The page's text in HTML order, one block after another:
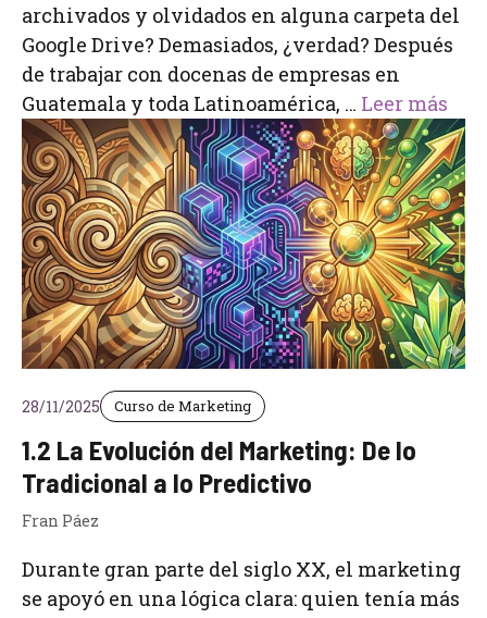
archivados y olvidados en alguna carpeta del
Google Drive? Demasiados, ¿verdad? Después
de trabajar con docenas de empresas en
Guatemala y toda Latinoamérica, … Leer más
28/11/2025 Curso de Marketing
1.2 La Evolución del Marketing: De lo
Tradicional a lo Predictivo
Fran Páez
Durante gran parte del siglo XX, el marketing
se apoyó en una lógica clara: quien tenía más